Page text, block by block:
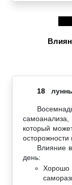
18
который
осторожности
Влияние
день: